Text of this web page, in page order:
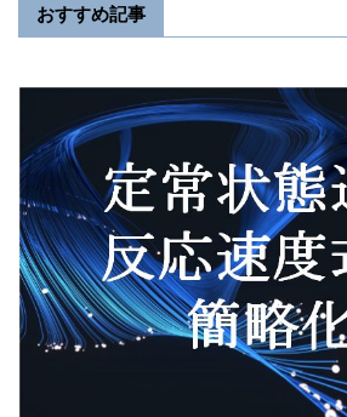
おすすめ記事